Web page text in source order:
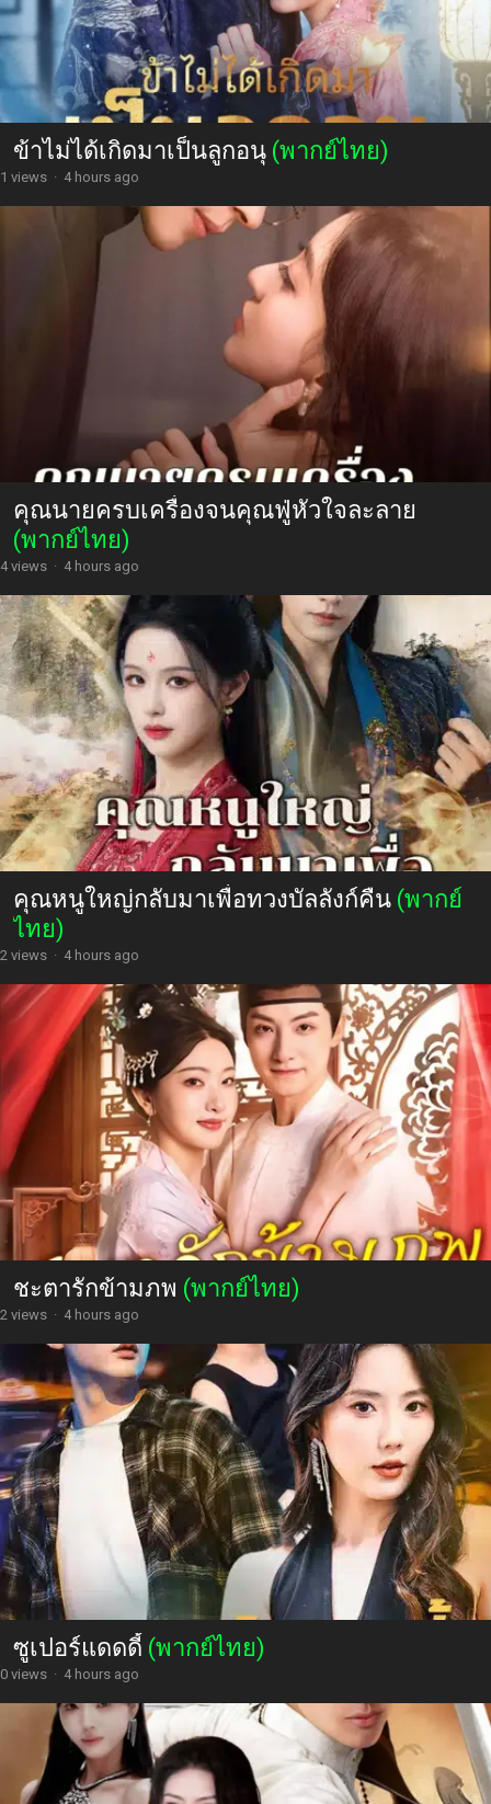
ข้าไม่ได้เกิดมาเป็นลูกอนุ (พากย์ไทย)
1 views · 4 hours ago
คุณนายครบเครื่องจนคุณฟู่หัวใจละลาย
(พากย์ไทย)
4 views · 4 hours ago
คุณหนูใหญ่กลับมาเพื่อทวงบัลลังก์คืน (พากย์
ไทย)
2 views · 4 hours ago
ชะตารักข้ามภพ (พากย์ไทย)
2 views · 4 hours ago
ซูเปอร์แดดดี้ (พากย์ไทย)
0 views · 4 hours ago